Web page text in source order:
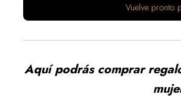
Vuelve pronto
Aquí podrás comprar